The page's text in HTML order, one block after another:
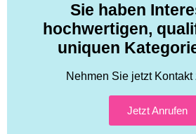
Sie haben
hochwertigen,
uniquen
Nehmen Sie jetzt Kontakt
Jetzt Anrufen